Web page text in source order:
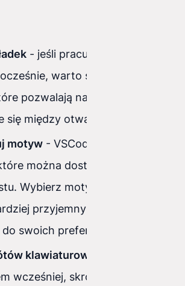
- jeśli pracujesz nad wieloma
warto skorzystać z
pozwalają na łatwe
się między otwartymi plikami.
motyw - VSCode oferuje wiele
można dostosować do
Wybierz motyw, który jest dla
przyjemny dla oczu i
swoich preferencji.
klawiaturowych
wcześniej, skróty klawiaturowe